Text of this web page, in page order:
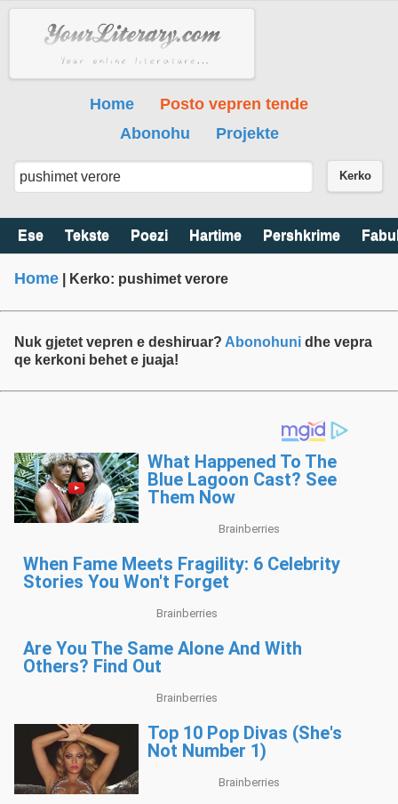
Home
Posto vepren tende
Abonohu
Projekte
Kerko
Ese Tekste Poezi Hartime Pershkrime
Home | Kerko: pushimet verore
Nuk gjetet vepren e deshiruar? Abonohuni dhe vepra
qe kerkoni behet e juaja!